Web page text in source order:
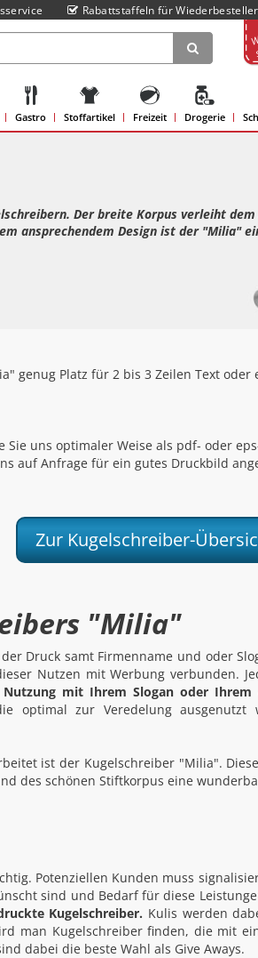
Rabattstaffeln für Wiederbesteller
Gastro Stoffartikel Freizeit Drogerie
Der breite Korpus verleiht
ansprechendem Design ist der "Milia"
genug Platz für 2 bis 3 Zeilen Text
Sie uns optimaler Weise als pdf- oder
auf Anfrage für ein gutes Druckbild
Zur Kugelschreiber-
"Milia"
Druck samt Firmenname und oder
Nutzen mit Werbung verbunden.
Nutzung mit Ihrem Slogan oder Ihrem
optimal zur Veredelung ausgenutzt
ist der Kugelschreiber "Milia".
des schönen Stiftkorpus eine
Potenziellen Kunden muss
sind und Bedarf für diese
Kugelschreiber. Kulis werden
man Kugelschreiber finden, die mit
dabei die beste Wahl als Give Aways.